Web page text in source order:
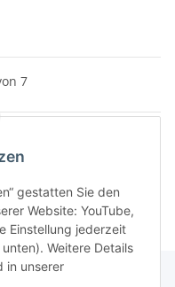
gestatten Sie den
Website: YouTube,
Einstellung jederzeit
Weitere Details
in unserer
7